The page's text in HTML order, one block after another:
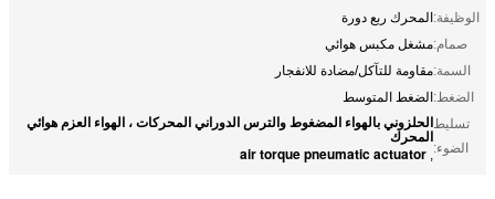
الوظيفة:المحرك ربع دورة
صمام:مشغل مكبس هوائي
السمة:مقاومة للتآكل/مضادة للانفجار
الضغط:الضغط المتوسط
تسليط
الضوء:
الحلزوني بالهواء المضغوط والترس الدوراني المحركات ، الهواء العزم هوائي
المحرك
,
air torque pneumatic actuator